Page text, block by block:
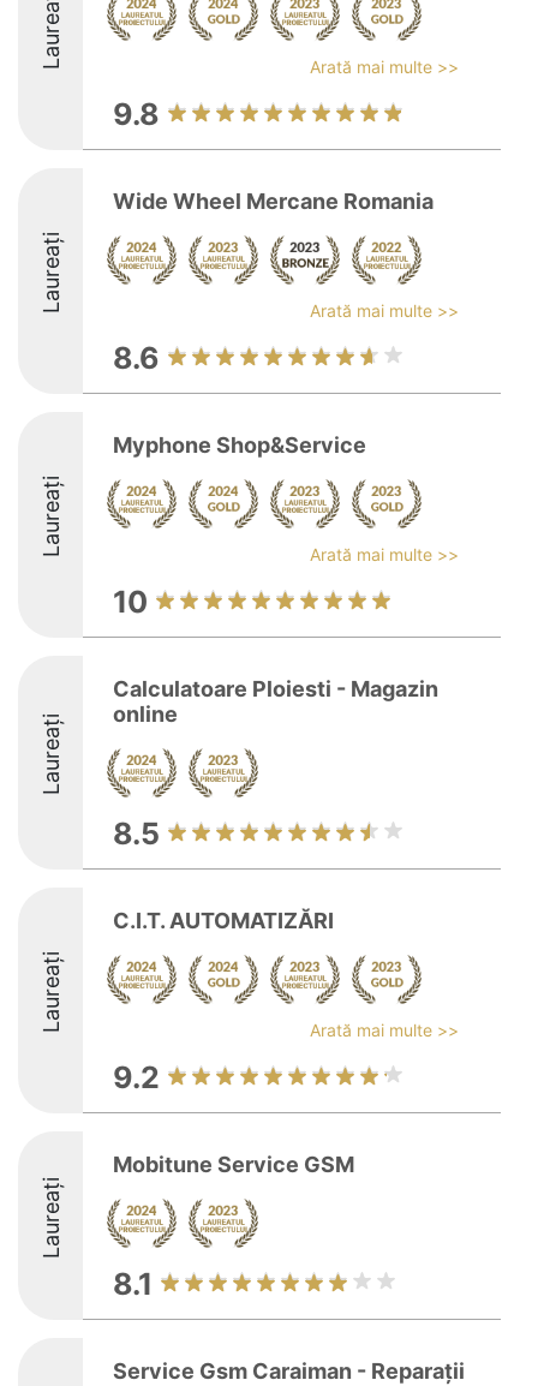
Laureați Arată mai multe >>
9.8
Laureați
Wide Wheel Mercane Romania
Arată mai multe >>
8.6
Laureați
Myphone Shop&Service
Arată mai multe >>
10
Laureați
Calculatoare Ploiesti - Magazin
online
8.5
Laureați
C.I.T. AUTOMATIZĂRI
Arată mai multe >>
9.2
Laureați
Mobitune Service GSM
8.1
Service Gsm Caraiman - Reparații